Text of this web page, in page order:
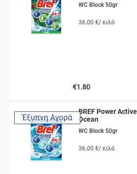
WC Block 50gr
36.00 €/ κιλό
€1.80
Έξυπνη Αγορά
BREF Power Active
Ocean
WC Block 50gr
36.00 €/ κιλό